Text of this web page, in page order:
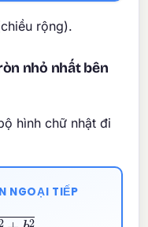
rộng).
nhỏ nhất bên
hình chữ nhật đi
NGOẠI TIẾP
22